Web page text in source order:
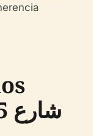
Históricos en شارع 25